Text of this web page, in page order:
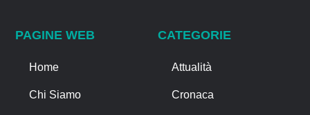
PAGINE WEB
Home
Chi Siamo
CATEGORIE
Attualità
Cronaca